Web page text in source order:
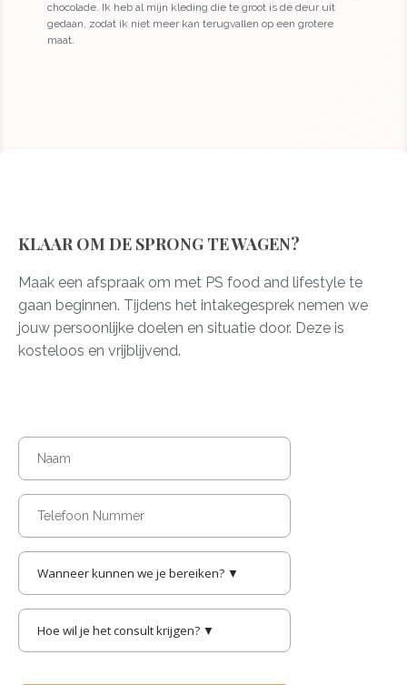
chocolade. Ik heb al mijn kleding die te groot is de deur uit
gedaan, zodat ik niet meer kan terugvallen op een grotere
maat.
KLAAR OM DE SPRONG TE WAGEN?
Maak een afspraak om met PS food and lifestyle te
gaan beginnen. Tijdens het intakegesprek nemen we
jouw persoonlijke doelen en situatie door. Deze is
kosteloos en vrijblijvend.